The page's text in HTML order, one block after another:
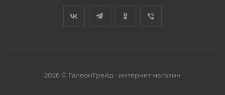
2026 © ГалеонТрейд - интернет магазин